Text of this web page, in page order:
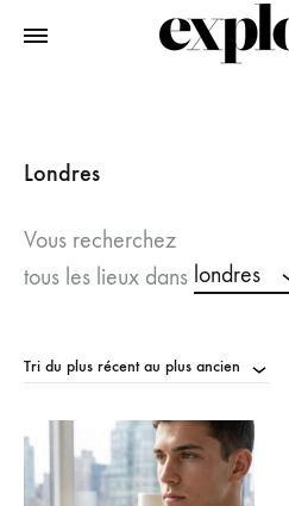
Londres
Vous recherchez
tous les lieux dans londres
Tri du plus récent au plus ancien